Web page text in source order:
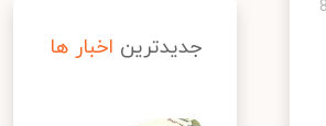
جدیدترین اخبار ها